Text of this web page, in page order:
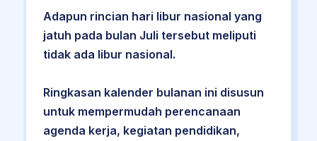
Adapun rincian hari libur nasional yang
jatuh pada bulan Juli tersebut meliputi
tidak ada libur nasional.
Ringkasan kalender bulanan ini disusun
untuk mempermudah perencanaan
agenda kerja, kegiatan pendidikan,